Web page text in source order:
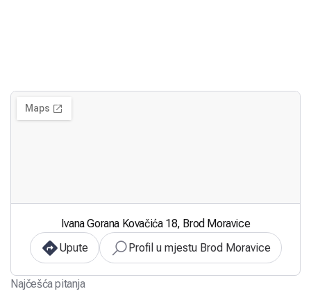
Ivana Gorana Kovačića 18, Brod Moravice
Upute
Profil u mjestu Brod Moravice
Najčešća pitanja